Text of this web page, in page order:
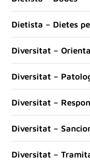
Dietista – Dietes
Diversitat –
Diversitat –
Diversitat –
Diversitat –
Diversitat –